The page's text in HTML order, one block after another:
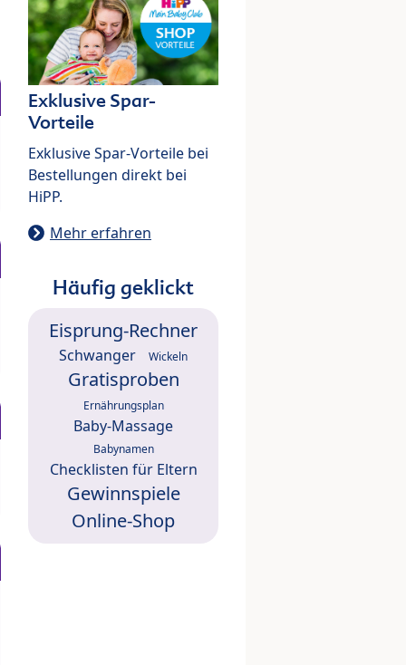
Exklusive Spar-
Vorteile
Exklusive Spar-Vorteile bei
Bestellungen direkt bei
HiPP.
Mehr erfahren
Häufig geklickt
Eisprung-Rechner
Schwanger Wickeln
Gratisproben
Ernährungsplan
Baby-Massage
Babynamen
Checklisten für Eltern
Gewinnspiele
Online-Shop